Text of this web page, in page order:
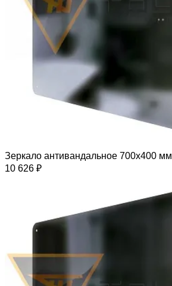
Зеркало антивандальное 700х400 мм
10 626 ₽